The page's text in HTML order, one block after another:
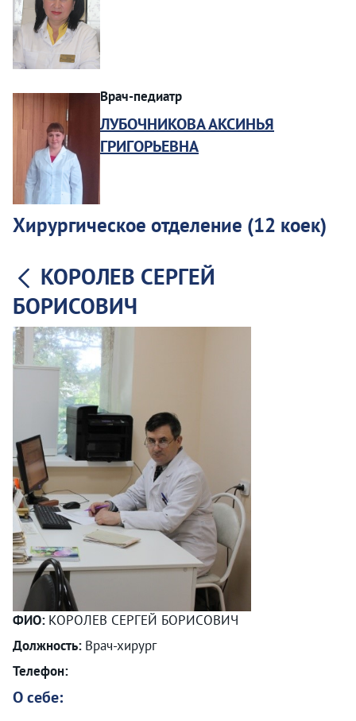
Врач-педиатр
ЛУБОЧНИКОВА АКСИНЬЯ
ГРИГОРЬЕВНА
Хирургическое отделение (12 коек)
КОРОЛЕВ СЕРГЕЙ
БОРИСОВИЧ
ФИО: КОРОЛЕВ СЕРГЕЙ БОРИСОВИЧ
Должность: Врач-хирург
Телефон:
О себе: